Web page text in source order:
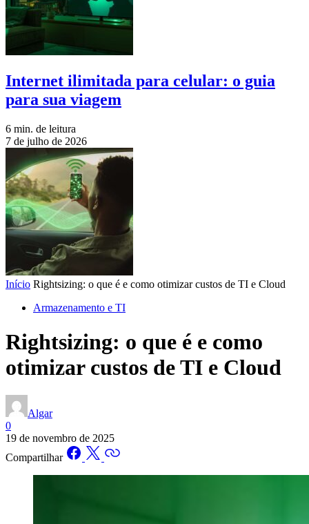
Internet ilimitada para celular: o guia
para sua viagem
6 min. de leitura
7 de julho de 2026
Início Rightsizing: o que é e como otimizar custos de TI e Cloud
Armazenamento e TI
Rightsizing: o que é e como
otimizar custos de TI e Cloud
Algar
0
19 de novembro de 2025
Compartilhar